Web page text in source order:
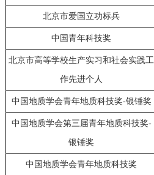
北京市爱国立功标兵
中国青年科技奖
北京市高等学校生产实习和社会实践工
作先进个人
中国地质学会青年地质科技奖-银锤奖
中国地质学会第三届青年地质科技奖-
银锤奖
中国地质学会青年地质科技奖